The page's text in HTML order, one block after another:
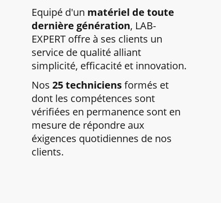
Equipé d'un matériel de toute
dernière génération, LAB-
EXPERT offre à ses clients un
service de qualité alliant
simplicité, efficacité et innovation.
Nos 25 techniciensformés et
dont les compétences sont
vérifiées en permanence sont en
mesure de répondre aux
éxigences quotidiennes de nos
clients.